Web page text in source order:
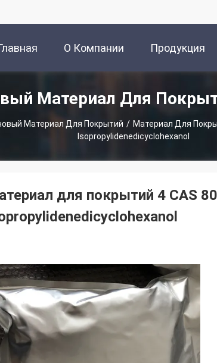
О Компании Продукция
Материал Для
Материал Для Покрытий / Материал Для
Isopropylidenedicyclohexanol
для покрытий 4 CAS